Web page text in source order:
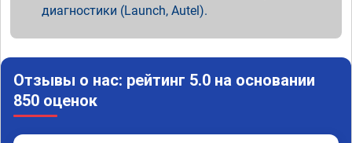
диагностики (Launch, Autel).
Отзывы о нас: рейтинг 5.0 на основании
850 оценок